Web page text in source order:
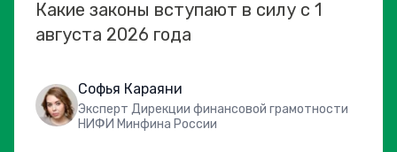
Какие законы вступают в силу с 1
августа 2026 года
Софья Караяни
Эксперт Дирекции финансовой грамотности
НИФИ Минфина России